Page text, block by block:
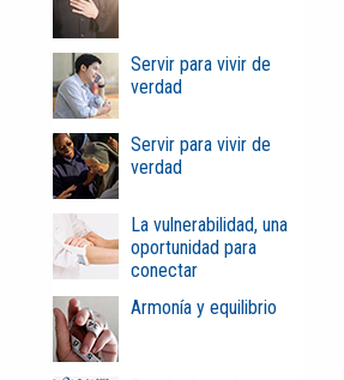
Servir para vivir de
verdad
Servir para vivir de
verdad
La vulnerabilidad, una
oportunidad para
conectar
Armonía y equilibrio